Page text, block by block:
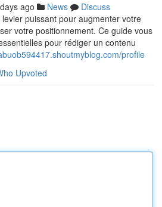
ago News
Discuss
puissant pour augmenter votre
votre positionnement. Ce guide vous
pour rédiger un contenu
profile
Upvoted